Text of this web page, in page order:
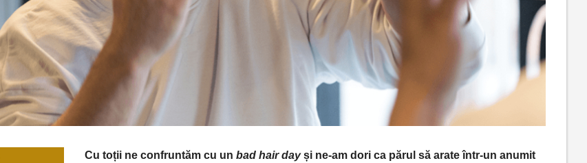
Cu toții ne confruntăm cu un bad hair dayși ne-am dori ca părul să arate într-un anumit